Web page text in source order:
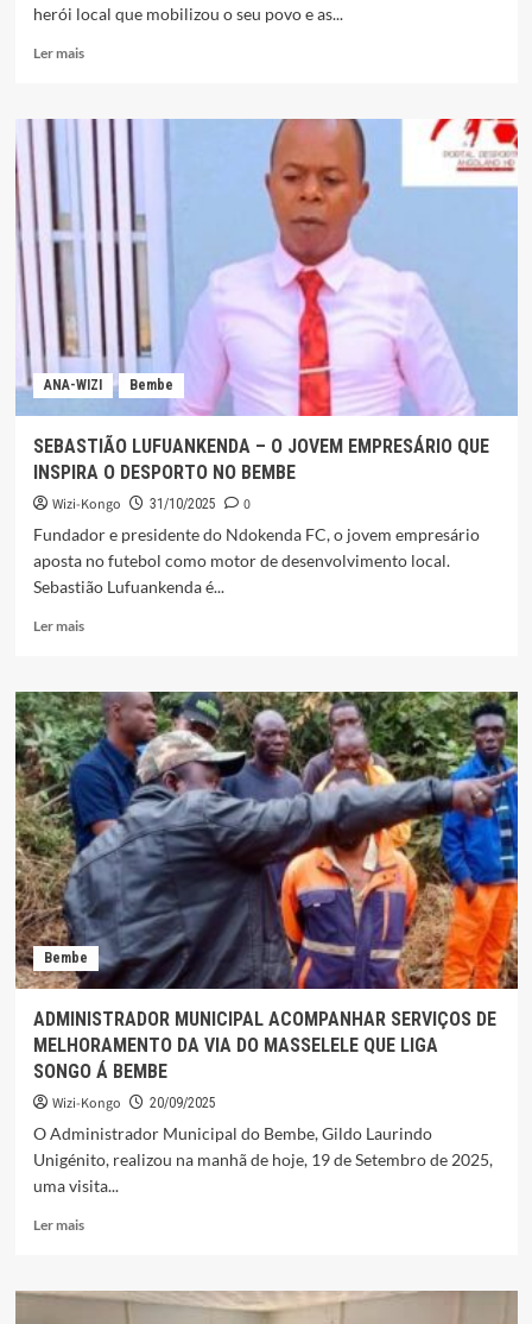
herói local que mobilizou o seu povo e as...
Ler maisLeia
MBEMBA
NGANGU:
O
HERÓI
DO
BEMBE
QUE
SALVOU
UÍGE
ANA-WIZI Bembe
SEBASTIÃO LUFUANKENDA – O JOVEM EMPRESÁRIO QUE
INSPIRA O DESPORTO NO BEMBE
Wizi-Kongo 31/10/2025
0
Fundador e presidente do Ndokenda FC, o jovem empresário
aposta no futebol como motor de desenvolvimento local.
Sebastião Lufuankenda é...
Ler maisLeia
SEBASTIÃO
LUFUANKENDA
–
O
JOVEM
EMPRESÁRIO
QUE
INSPIRA
O
DESPORTO
NO
BEMBE
Bembe
ADMINISTRADOR MUNICIPAL ACOMPANHAR SERVIÇOS DE
MELHORAMENTO DA VIA DO MASSELELE QUE LIGA
SONGO Á BEMBE
Wizi-Kongo 20/09/2025
O Administrador Municipal do Bembe, Gildo Laurindo
Unigénito, realizou na manhã de hoje, 19 de Setembro de 2025,
uma visita...
Ler maisLeia
ADMINISTRADOR